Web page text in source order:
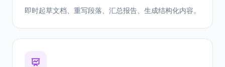
即时起草文档、重写段落、汇总报告、生成结构化内容。